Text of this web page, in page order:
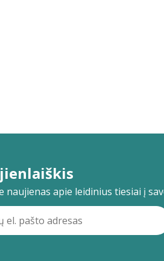
naujienas apie leidinius tiesiai į